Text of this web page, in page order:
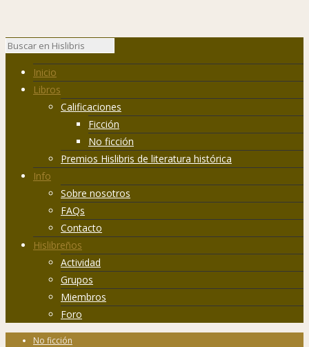
Inicio
Libros
Calificaciones
Ficción
No ficción
Premios Hislibris de literatura histórica
Info
Sobre nosotros
FAQs
Contacto
Hislibreños
Actividad
Grupos
Miembros
Foro
No ficción